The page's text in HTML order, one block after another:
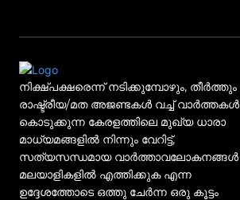
നിക്ഷ്പക്ഷരെന്ന് നടിക്കുമ്പോഴും, തീർത്തും
രാഷ്ട്രീയ/മത അജണ്ടകൾ വച്ച് വാർത്തകൾ
കൊടുക്കുന്ന കേരളത്തിലെ മുഖ്യ ധാരാ
മാധ്യമങ്ങളിൽ നിന്നും വേറിട്ട്,
സത്യസന്ധമായ വാർത്താവലോകനങ്ങൾ
മലയാളികളിൽ എത്തിക്കുക എന്ന
ഉദ്ദേശത്തോടെ ഒത്തു ചേർന്ന ഒരു കൂട്ടം